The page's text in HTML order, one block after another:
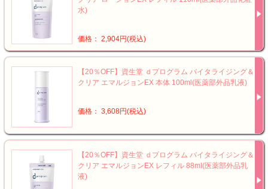
水)
価格： 2,904円(税込)
【20％OFF】資生堂 ｄプログラム バイタライジング＆
クリア エマルジョンEX 本体 100ml(医薬部外品乳液)
価格： 3,608円(税込)
【20％OFF】資生堂 ｄプログラム バイタライジング＆
クリア エマルジョンEX レフィル 88ml(医薬部外品乳
液)